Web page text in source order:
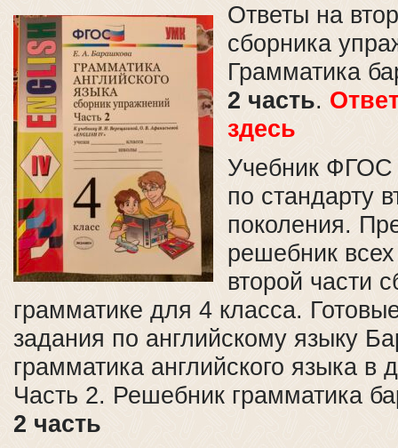
Ответы на
сборника
Грамматика
2 часть.
здесь
Учебник ФГОС
по стандарту
поколения.
решебник
второй части
грамматике для 4 класса.
задания по английскому языку
грамматика английского языка в
Часть 2. Решебник грамматика
2 часть